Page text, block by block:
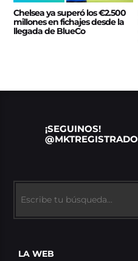
Chelsea ya superó los €2.500
millones en fichajes desde la
llegada de BlueCo
¡SEGUINOS!
@MKTREGISTRADO
LA WEB